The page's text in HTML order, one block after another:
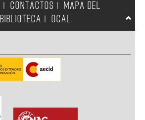
CONTACTOS
MAPA DEL
BIBLIOTECA OCAL